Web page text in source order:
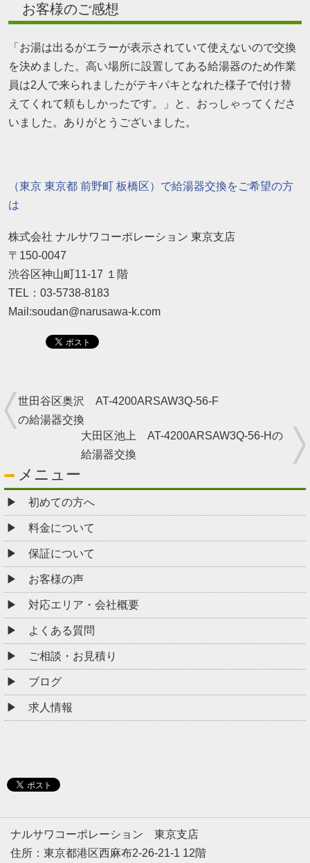
お客様のご感想
「お湯は出るがエラーが表示されていて使えないので交換
を決めました。高い場所に設置してある給湯器のため作業
員は2人で来られましたがテキパキとなれた様子で付け替
えてくれて頼もしかったです。」と、おっしゃってくださ
いました。ありがとうございました。
（東京 東京都 前野町 板橋区）で給湯器交換をご希望の方
は
株式会社 ナルサワコーポレーション 東京支店
〒150-0047
渋谷区神山町11-17 １階
TEL：03-5738-8183
Mail:soudan@narusawa-k.com
世田谷区奥沢 AT-4200ARSAW3Q-56-F
の給湯器交換
大田区池上 AT-4200ARSAW3Q-56-Hの
給湯器交換
メニュー
初めての方へ
料金について
保証について
お客様の声
対応エリア・会社概要
よくある質問
ご相談・お見積り
ブログ
求人情報
ナルサワコーポレーション 東京支店
住所：東京都港区西麻布2-26-21-1 12階